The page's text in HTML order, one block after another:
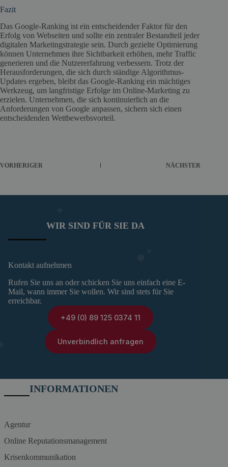
Fazit
Das Google-Ranking ist ein entscheidender Faktor für den
Erfolg von Webseiten und sollte ein zentraler Bestandteil jeder
digitalen Marketingstrategie sein. Durch gezielte Optimierung
können Unternehmen ihre Sichtbarkeit erhöhen, mehr Traffic
generieren und die Nutzererfahrung verbessern. Trotz der
Herausforderungen, die sich durch ständige Algorithmus-
Updates ergeben, bleibt das Google-Ranking ein mächtiges
Werkzeug, um langfristige Erfolge im Online-Marketing zu
erzielen. Unternehmen, die sich kontinuierlich an die
Anforderungen von Google anpassen, sichern sich einen
entscheidenden Wettbewerbsvorteil.
VORHERIGER NÄCHSTER
WIR SIND FÜR SIE DA
Kontakt aufnehmen
Rufen Sie uns an oder schicken Sie uns einfach eine E-
Mail, wann immer Sie wollen. Wir sind stets für Sie
erreichbar.
+49 (0) 89 125 0374 11
Unverbindlich anfragen
INFORMATIONEN
Agentur
Online Reputationsmanagement
Krisenkommunikation